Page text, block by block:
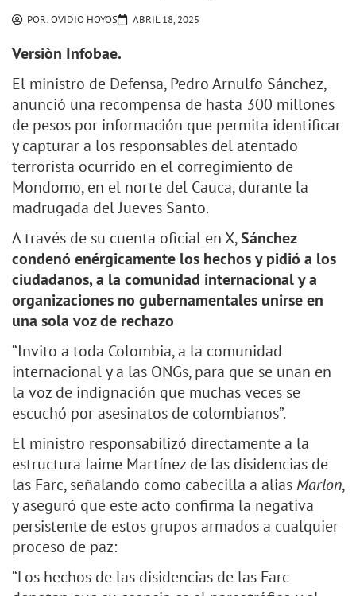
POR:OVIDIO HOYOS ABRIL 18, 2025
Versiòn Infobae.
El ministro de Defensa, Pedro Arnulfo Sánchez,
anunció una recompensa de hasta 300 millones
de pesos por información que permita identificar
y capturar a los responsables del atentado
terrorista ocurrido en el corregimiento de
Mondomo, en el norte del Cauca, durante la
madrugada del Jueves Santo.
A través de su cuenta oficial en X,Sánchez
condenó enérgicamente los hechos y pidió a los
ciudadanos, a la comunidad internacional y a
organizaciones no gubernamentales unirse en
una sola voz de rechazo
“Invito a toda Colombia, a la comunidad
internacional y a las ONGs, para que se unan en
la voz de indignación que muchas veces se
escuchó por asesinatos de colombianos”.
El ministro responsabilizó directamente a la
estructura Jaime Martínez de las disidencias de
las Farc, señalando como cabecilla a alias Marlon,
y aseguró que este acto confirma la negativa
persistente de estos grupos armados a cualquier
proceso de paz:
“Los hechos de las disidencias de las Farc